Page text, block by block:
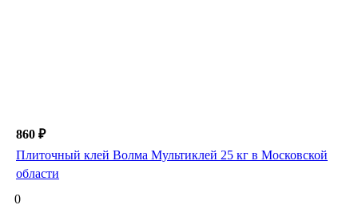
860 ₽
Плиточный клей Волма Мультиклей 25 кг в Московской
области
0